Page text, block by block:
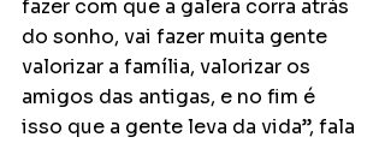
fazer com que a galera corra atrás
do sonho, vai fazer muita gente
valorizar a família, valorizar os
amigos das antigas, e no fim é
isso que a gente leva da vida”, fala